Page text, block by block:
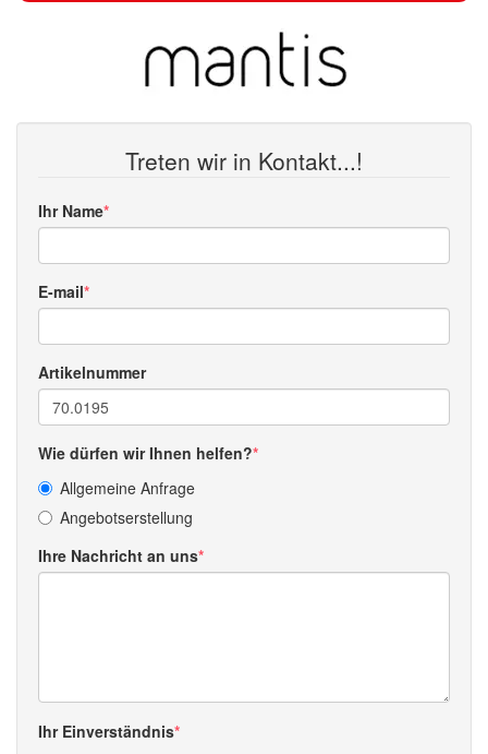
Treten wir in Kontakt...!
Ihr Name
E-mail
Artikelnummer
Wie dürfen wir Ihnen helfen?
Allgemeine Anfrage
Angebotserstellung
Ihre Nachricht an uns
Ihr Einverständnis